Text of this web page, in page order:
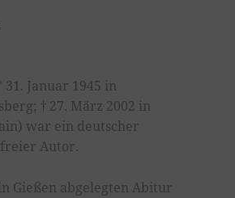
Januar 1945 in
† 27. März 2002 in
war ein deutscher
Autor.
Gießen abgelegten Abitur